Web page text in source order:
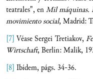
teatrales", enMil máquinas.
movimiento social, Madrid:
[7] Véase Sergei Tretiakov,
Wirtschaft, Berlín: Malik,
[8] Ibídem, págs. 34-36.